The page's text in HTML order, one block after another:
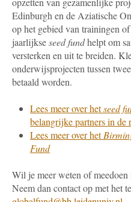
Edinburgh en de Aziatische
op het gebied van trainingen
jaarlijkseseed fundhelpt om
versterken en uit te breiden.
onderwijsprojecten tussen
betaald worden.
Lees meer over hetseed
belangrijke partners in de
Lees meer over het
Fund
Wil je meer weten of
Neem dan contact op met het